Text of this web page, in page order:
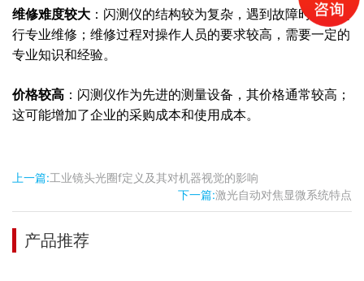
维修难度较大 ： 闪测仪的结构较为复杂，遇到故障时需要进
行专业维修； 维修过程对操作人员的要求较高，需要一定的
专业知识和经验。
价格较高 ： 闪测仪作为先进的测量设备，其价格通常较高；
这可能增加了企业的采购成本和使用成本。
上一篇:工业镜头光圈f定义及其对机器视觉的影响
下一篇:激光自动对焦显微系统特点
产品推荐